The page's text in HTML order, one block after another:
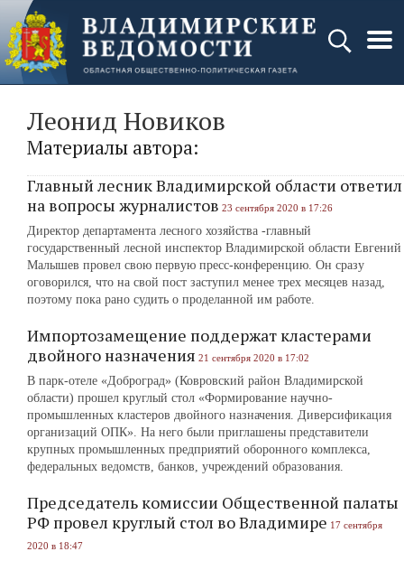
Леонид Новиков
Материалы автора:
Главный лесник Владимирской области ответил
на вопросы журналистов 23 сентября 2020 в 17:26
Директор департамента лесного хозяйства -главный
государственный лесной инспектор Владимирской области Евгений
Малышев провел свою первую пресс-конференцию. Он сразу
оговорился, что на свой пост заступил менее трех месяцев назад,
поэтому пока рано судить о проделанной им работе.
Импортозамещение поддержат кластерами
двойного назначения 21 сентября 2020 в 17:02
В парк-отеле «Доброград» (Ковровский район Владимирской
области) прошел круглый стол «Формирование научно-
промышленных кластеров двойного назначения. Диверсификация
организаций ОПК». На него были приглашены представители
крупных промышленных предприятий оборонного комплекса,
федеральных ведомств, банков, учреждений образования.
Председатель комиссии Общественной палаты
РФ провел круглый стол во Владимире 17 сентября
2020 в 18:47